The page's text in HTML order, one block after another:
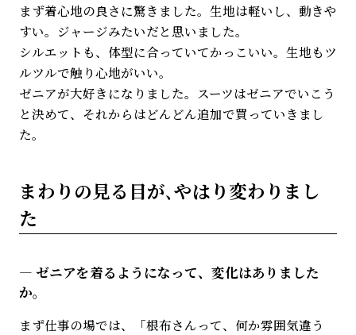
まず着心地の良さに驚きました。生地は軽いし、動きや
すい。ジャージみたいだと思いました。
シルエットも、体型に合っていてかっこいい。生地もツ
ルツルで触り心地がいい。
ゼニアが大好きになりました。スーツはゼニアでいこう
と決めて、それからはどんどん追加で買っていきまし
た。
まわりの見る目が､やはり変わりまし
た
ゼニアを着るようになって、変化はありました
か。
まず仕事の場では、「根布さんって、何か雰囲気違う